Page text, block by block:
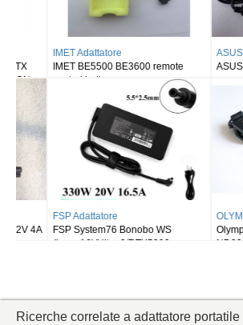
ASUS Adattatore
ASUS G72 G72G Series
ASUS
ASUS ROG
G635LW
OLYMPUS Adattatore
Olympus Inspired Energy Battery
ND2034OL34 ND2034
DELL
Dell
Ricerche correlate a adattatore